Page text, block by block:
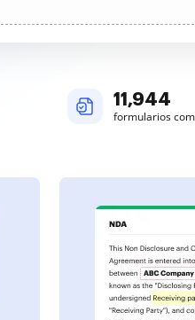
11,945
formularios